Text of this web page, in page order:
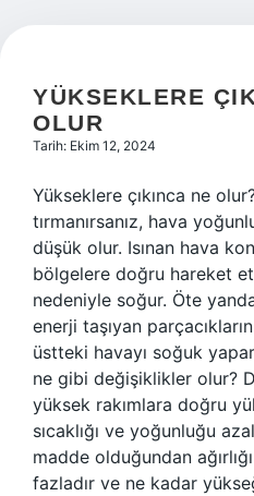
YÜKSEKLERE
OLUR
Tarih: Ekim 12, 2024
Yükseklere çıkınca ne
tırmanırsanız, hava
düşük olur. Isınan hava
bölgelere doğru hareket
nedeniyle soğur. Öte
enerji taşıyan
üstteki havayı soğuk
ne gibi değişiklikler olur?
yüksek rakımlara doğru
sıcaklığı ve yoğunluğu
madde olduğundan
fazladır ve ne kadar